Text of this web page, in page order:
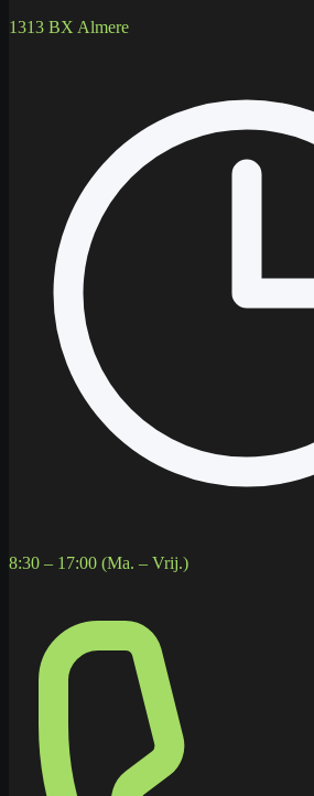
1313 BX Almere
8:30 – 17:00 (Ma. – Vrij.)